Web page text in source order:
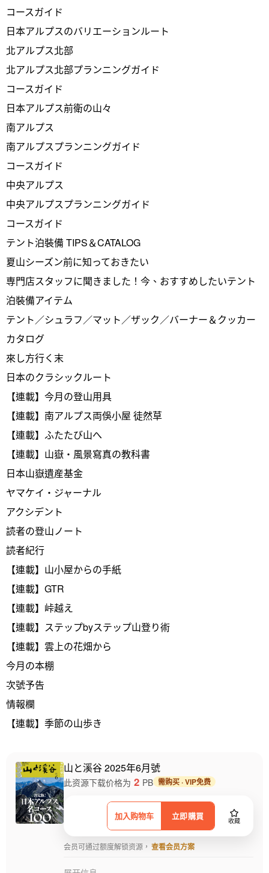
コースガイド
日本アルプスのバリエーションルート
北アルプス北部
北アルプス北部プランニングガイド
コースガイド
日本アルプス前衛の山々
南アルプス
南アルプスプランニングガイド
コースガイド
中央アルプス
中央アルプスプランニングガイド
コースガイド
テント泊裝備 TIPS＆CATALOG
夏山シーズン前に知っておきたい
専門店スタッフに聞きました！今、おすすめしたいテント
泊裝備アイテム
テント／シュラフ／マット／ザック／バーナー＆クッカー
カタログ
來し方行く末
日本のクラシックルート
【連載】今月の登山用具
【連載】南アルプス両俁小屋 徒然草
【連載】ふたたび山へ
【連載】山嶽・風景寫真の教科書
日本山嶽遺産基金
ヤマケイ・ジャーナル
アクシデント
読者の登山ノート
読者紀行
【連載】山小屋からの手紙
【連載】GTR
【連載】峠越え
【連載】ステップbyステップ山登り術
【連載】雲上の花畑から
今月の本棚
次號予告
情報欄
【連載】季節の山歩き
山と溪谷 2025年6月號
加入购物车 立即購買 收藏
此资源下载价格为 2 PB 需购买 · VIP免费
会员可通过额度解锁资源， 查看会员方案